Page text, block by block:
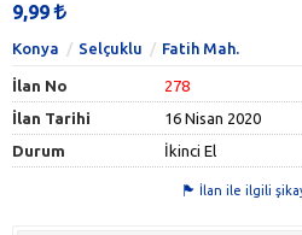
9,99
Konya Selçuklu Fatih Mah.
İlan No
278
İlan Tarihi
16 Nisan 2020
Durum
İkinci El
İlan ile ilgili